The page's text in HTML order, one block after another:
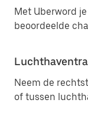
Met Uberword
beoordeelde
Neem de
of tussen